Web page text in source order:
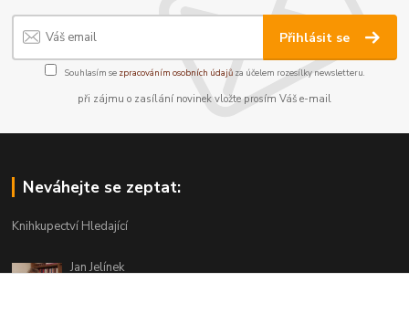
Přihlásit se
Souhlasím se zpracováním osobních údajůza účelem rozesílky newsletteru.
při zájmu o zasílání novinek vložte prosím Váš e-mail
Neváhejte se zeptat:
Knihkupectví Hledající
Jan Jelínek